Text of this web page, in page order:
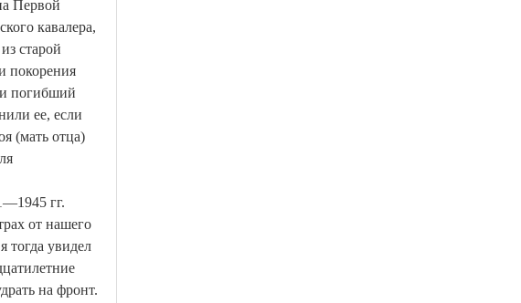
Первой
кавалера,
старой
покорения
погибший
ее, если
(мать отца)
гг.
от нашего
тогда увидел
на фронт.